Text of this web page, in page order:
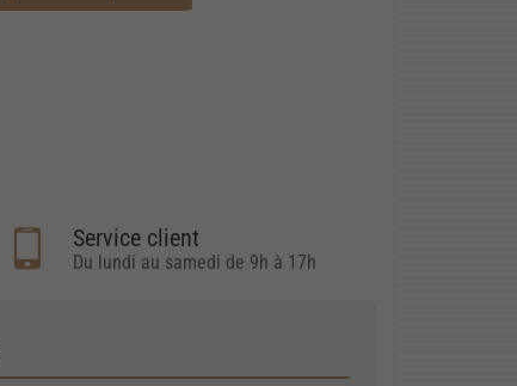
Service client
Du lundi au samedi de 9h à 17h